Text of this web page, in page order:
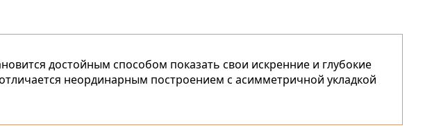
достойным способом показать свои искренние и глубокие
неординарным построением с асимметричной укладкой